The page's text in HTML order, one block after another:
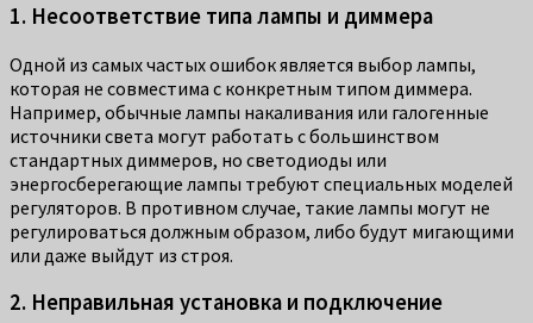
1. Несоответствие типа лампы и диммера
Одной из самых частых ошибок является выбор лампы,
которая не совместима с конкретным типом диммера.
Например, обычные лампы накаливания или галогенные
источники света могут работать с большинством
стандартных диммеров, но светодиоды или
энергосберегающие лампы требуют специальных моделей
регуляторов. В противном случае, такие лампы могут не
регулироваться должным образом, либо будут мигающими
или даже выйдут из строя.
2. Неправильная установка и подключение